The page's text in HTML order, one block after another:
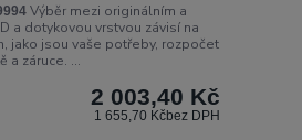
Výběr mezi originálním a
a dotykovou vrstvou závisí na
jako jsou vaše potřeby, rozpočet
a záruce. ...
2 003,40 Kč
1 655,70 Kčbez DPH